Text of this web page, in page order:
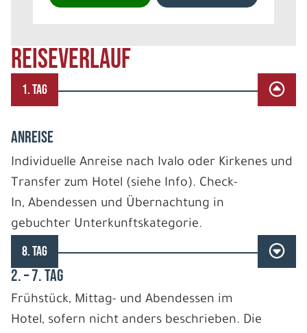
REISEVERLAUF
1. TAG
ANREISE
Individuelle Anreise nach Ivalo oder Kirkenes und
Transfer zum Hotel (siehe Info). Check-
In, Abendessen und Übernachtung in
gebuchter Unterkunftskategorie.
8. TAG
2. – 7. TAG
Frühstück, Mittag- und Abendessen im
Hotel, sofern nicht anders beschrieben. Die